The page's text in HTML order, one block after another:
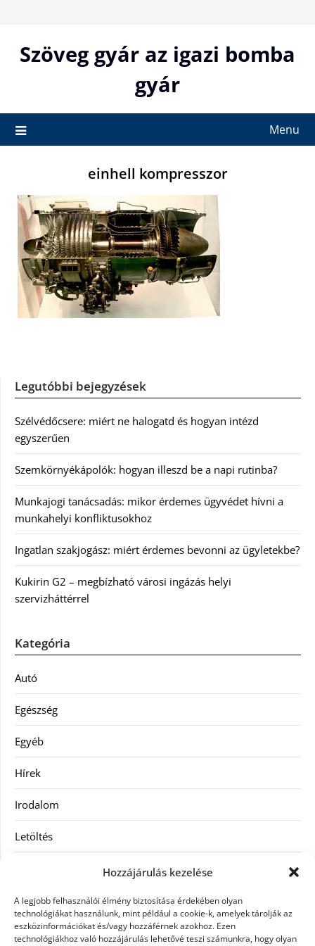
Hozzájárulás kezelése
A legjobb felhasználói élmény biztosítása érdekében olyan
technológiákat használunk, mint például a cookie-k, amelyek tárolják az
eszközinformációkat és/vagy hozzáférnek azokhoz. Ezen
technológiákhoz való hozzájárulás lehetővé teszi számunkra, hogy olyan
contentSzöveg gyár az igazi bomba
gyár
Menu
einhell kompresszor
Legutóbbi bejegyzések
Szélvédőcsere: miért ne halogatd és hogyan intézd
egyszerűen
Szemkörnyékápolók: hogyan illeszd be a napi rutinba?
Munkajogi tanácsadás: mikor érdemes ügyvédet hívni a
munkahelyi konfliktusokhoz
Ingatlan szakjogász: miért érdemes bevonni az ügyletekbe?
Kukirin G2 – megbízható városi ingázás helyi
szervizháttérrel
Kategória
Autó
Egészség
Egyéb
Hírek
Irodalom
Letöltés
SEO
Szolgáltatás